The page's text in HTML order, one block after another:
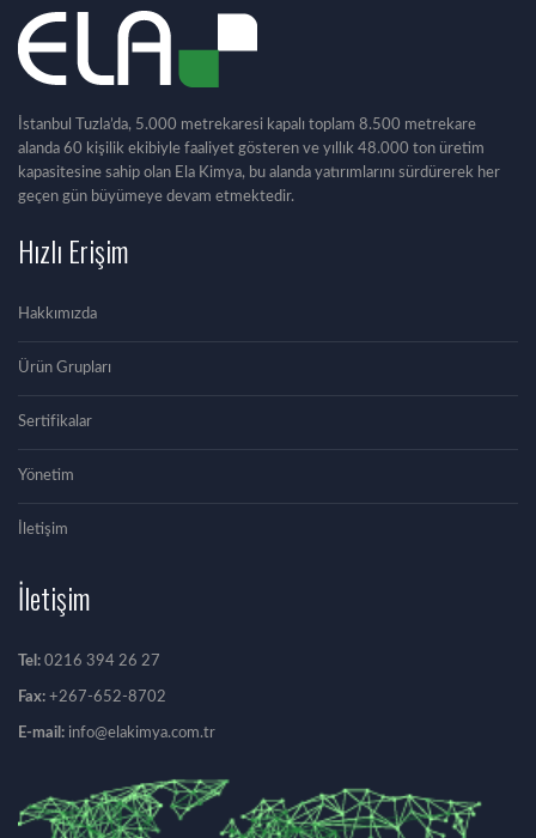
İstanbul Tuzla’da, 5.000 metrekaresi kapalı toplam 8.500 metrekare
alanda 60 kişilik ekibiyle faaliyet gösteren ve yıllık 48.000 ton üretim
kapasitesine sahip olan Ela Kimya, bu alanda yatırımlarını sürdürerek her
geçen gün büyümeye devam etmektedir.
Hızlı Erişim
Hakkımızda
Ürün Grupları
Sertifikalar
Yönetim
İletişim
İletişim
Tel: 0216 394 26 27
Fax: +267-652-8702
E-mail: info@elakimya.com.tr